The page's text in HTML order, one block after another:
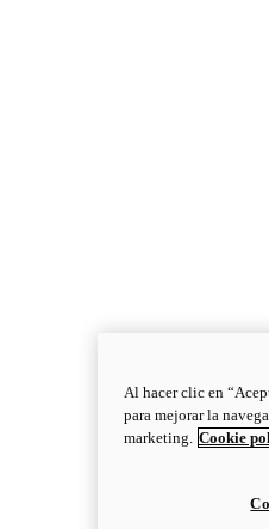
Al hacer clic en
para mejorar la
marketing. Cookie